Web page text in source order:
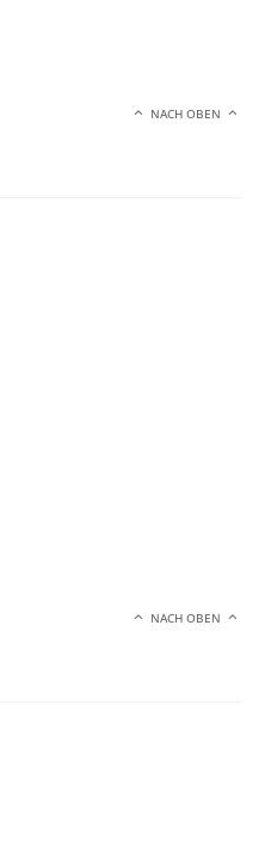
NACH OBEN
NACH OBEN